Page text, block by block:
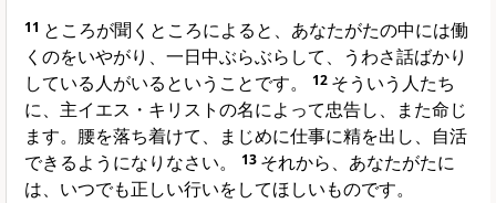
11 ところが聞くところによると、あなたがたの中には働
くのをいやがり、一日中ぶらぶらして、うわさ話ばかり
している人がいるということです。
12 そういう人たち
に、主イエス・キリストの名によって忠告し、また命じ
ます。腰を落ち着けて、まじめに仕事に精を出し、自活
できるようになりなさい。
13 それから、あなたがたに
は、いつでも正しい行いをしてほしいものです。